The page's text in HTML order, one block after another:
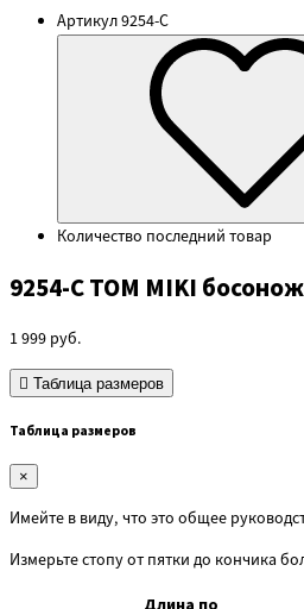
Артикул9254-C
Количество последний товар
9254-C TOM MIKI
1 999 руб.
Таблица размеров
Таблица размеров
×
Имейте в виду, что это общее
Измерьте стопу от пятки до кончика